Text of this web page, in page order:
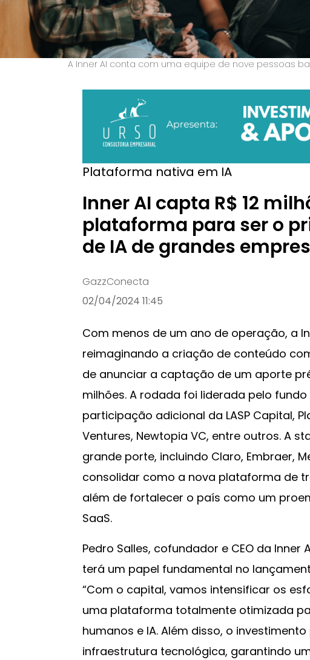
A Inner AI conta com uma equipe de nove pessoas
Plataforma nativa em IA
Inner AI capta R$ 12
plataforma para ser o
de IA de grandes
GazzConecta
02/04/2024 11:45
Com menos de um ano de operação, a
reimaginando a criação de conteúdo
de anunciar a captação de um aporte
milhões. A rodada foi liderada pelo
participação adicional da LASP Capital,
Ventures, Newtopia VC, entre outros. A
grande porte, incluindo Claro, Embraer,
consolidar como a nova plataforma de
além de fortalecer o país como um
SaaS.
Pedro Salles, cofundador e CEO da Inner
terá um papel fundamental no
“Com o capital, vamos intensificar os
uma plataforma totalmente otimizada
humanos e IA. Além disso, o
infraestrutura tecnológica, garantindo